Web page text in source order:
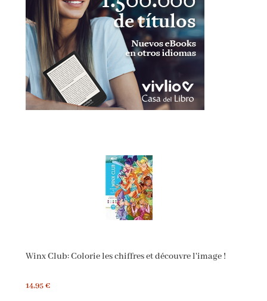
Winx Club: Colorie les chiffres et découvre l'image !
14,95 €